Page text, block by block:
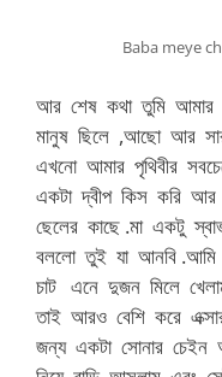
Baba meye
আর শেষ কথা তুমি আমার
মানুষ ছিলে ,আছো আর
এখনো আমার পৃথিবীর
একটা দ্বীপ কিস করি আর
ছেলের কাছে .মা একটু
বললো তুই যা আনবি .আমি
চাট এনে দুজন মিলে
তাই আরও বেশি করে
জন্য একটা সোনার চেইন